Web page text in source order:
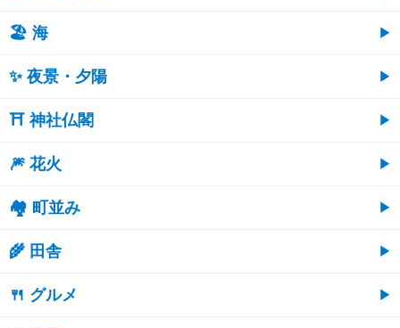
🏖 海
✨ 夜景・夕陽
⛩ 神社仏閣
🎆 花火
🏘 町並み
🌾 田舎
🍴 グルメ